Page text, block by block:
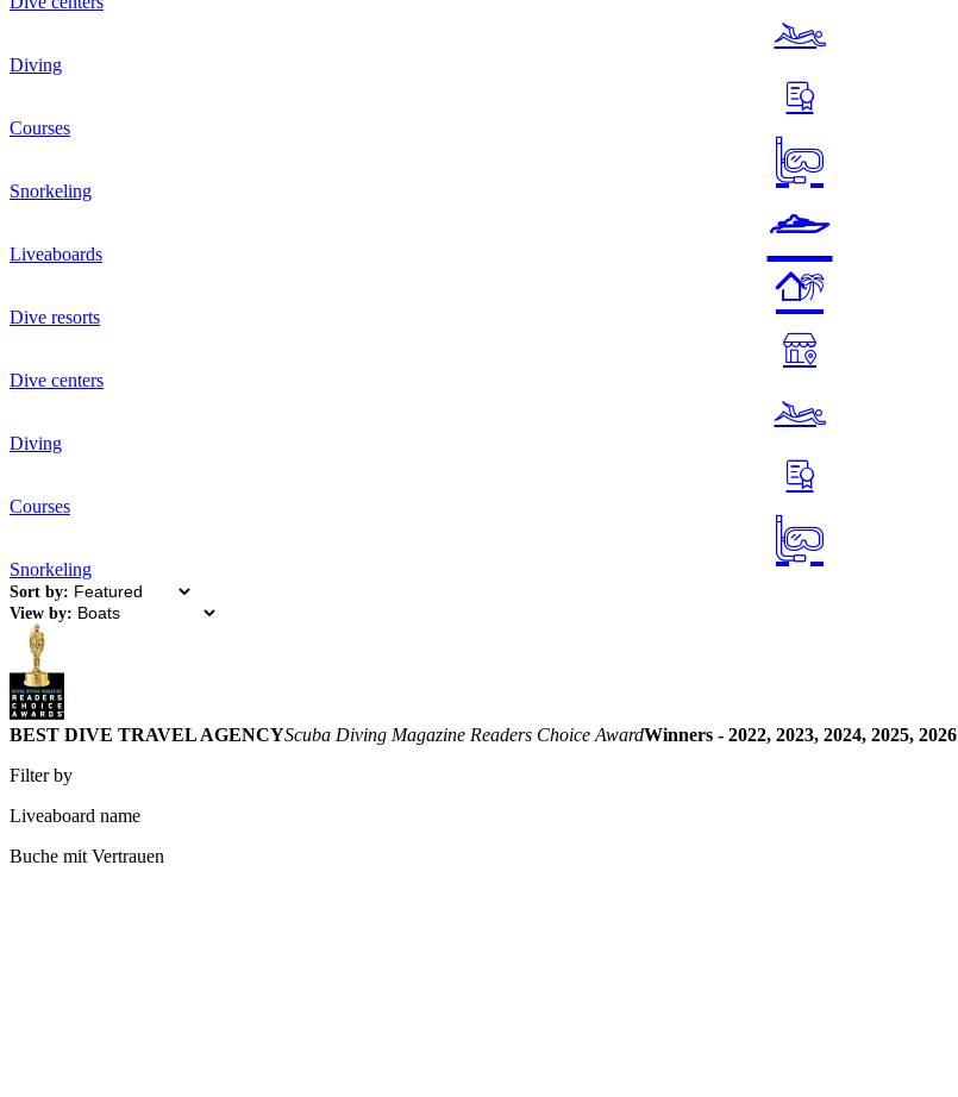
Diving
Courses
Snorkeling
Liveaboards
Dive resorts
Dive centers
Diving
Courses
Snorkeling
Sort by:
View by:
BEST DIVE TRAVEL AGENCYScuba Diving Magazine Readers Choice AwardWinners - 2022, 2023, 2024, 2025, 2026
Filter by
Liveaboard name
Buche mit Vertrauen